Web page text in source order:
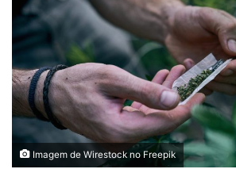
Imagem de Wirestock no Freepik